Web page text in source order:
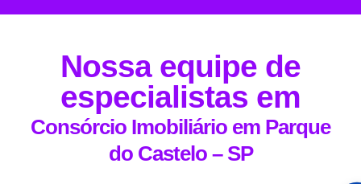
Nossa equipe de
especialistas em
Consórcio Imobiliário em Parque
do Castelo – SP